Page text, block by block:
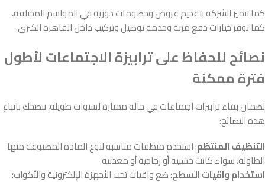
كما تتميز الشركة بتقديم عروض وخصومات دورية في المواسم المختلفة،
كما توفر خيارات دفع مرنة وخدمة توصيل وتركيب داخل القاهرة الكبرى.
نصائح للحفاظ على ترابيزة الاجتماعات لأطول
فترة ممكنة
لضمان بقاء ترابيزات اجتماعات في حالة ممتازة لسنوات طويلة، ننصحك باتباع
هذه النصائح:
التنظيف المنتظم: استخدم منظفات مناسبة لنوع المادة المصنوعة منها
الطاولة، سواء كانت خشبية أو زجاجية أو معدنية.
استخدام واقيات السطح: ضع واقيات تحت الأجهزة الإلكترونية والأكواب؛